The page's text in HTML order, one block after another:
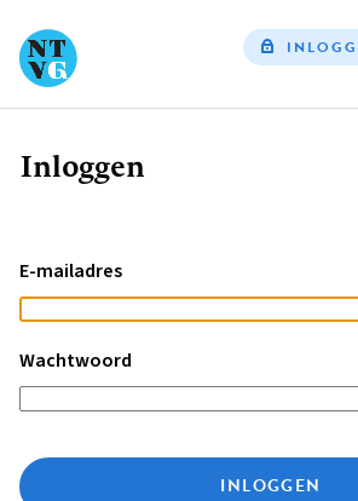
Kruimelpad
Inloggen
E-mailadres
Wachtwoord
INLOGGEN